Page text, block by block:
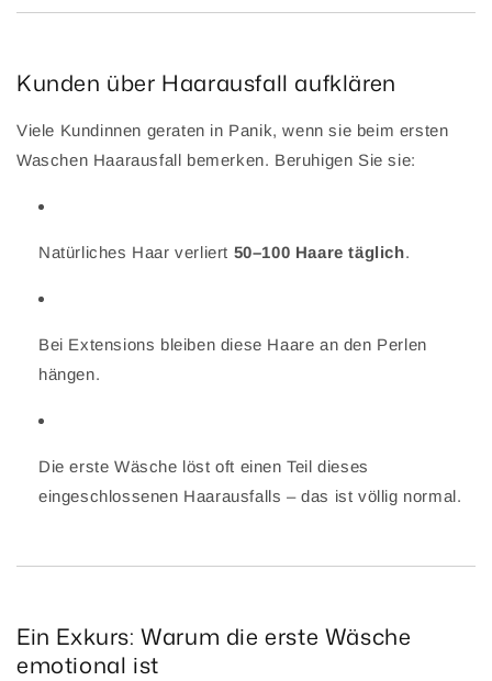
Kunden über Haarausfall aufklären
Viele Kundinnen geraten in Panik, wenn sie beim ersten
Waschen Haarausfall bemerken. Beruhigen Sie sie:
Natürliches Haar verliert 50–100 Haare täglich.
Bei Extensions bleiben diese Haare an den Perlen
hängen.
Die erste Wäsche löst oft einen Teil dieses
eingeschlossenen Haarausfalls – das ist völlig normal.
Ein Exkurs: Warum die erste Wäsche
emotional ist